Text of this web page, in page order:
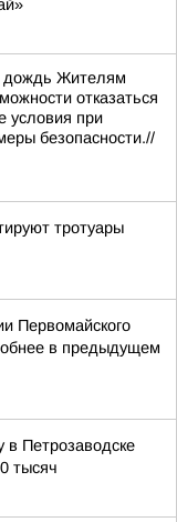
дождь Жителям
отказаться
условия при
безопасности.//
тротуары
Первомайского
в предыдущем
в Петрозаводске
тысяч